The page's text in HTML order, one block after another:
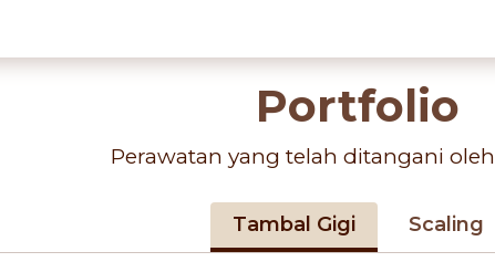
Portfolio
Perawatan yang telah ditangani oleh
Tambal Gigi Scaling